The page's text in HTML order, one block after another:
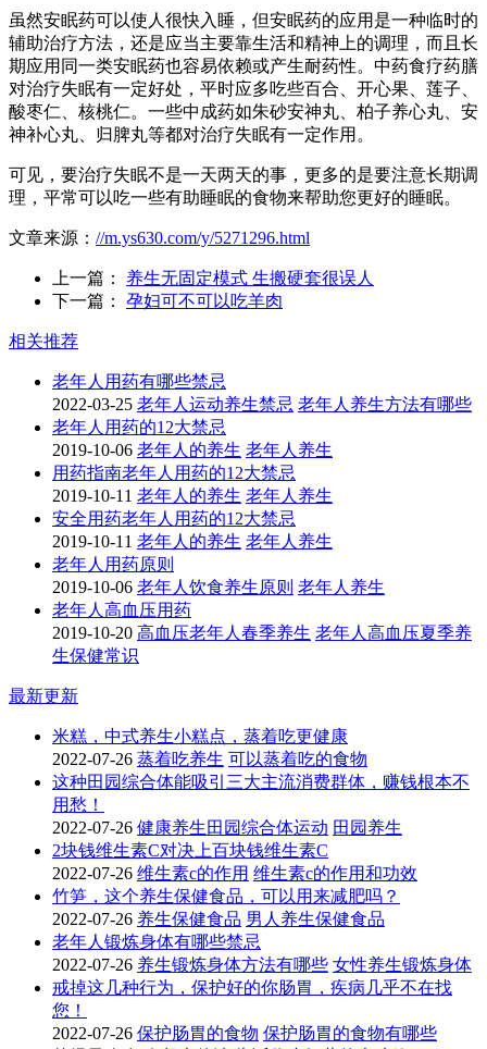
虽然安眠药可以使人很快入睡，但安眠药的应用是一种临时的
辅助治疗方法，还是应当主要靠生活和精神上的调理，而且长
期应用同一类安眠药也容易依赖或产生耐药性。中药食疗药膳
对治疗失眠有一定好处，平时应多吃些百合、开心果、莲子、
酸枣仁、核桃仁。一些中成药如朱砂安神丸、柏子养心丸、安
神补心丸、归脾丸等都对治疗失眠有一定作用。
可见，要治疗失眠不是一天两天的事，更多的是要注意长期调
理，平常可以吃一些有助睡眠的食物来帮助您更好的睡眠。
文章来源： //m.ys630.com/y/5271296.html
上一篇：
养生无固定模式 生搬硬套很误人
下一篇：
孕妇可不可以吃羊肉
相关推荐
老年人用药有哪些禁忌
2022-03-25 老年人运动养生禁忌 老年人养生方法有哪些
老年人用药的12大禁忌
2019-10-06 老年人的养生 老年人养生
用药指南老年人用药的12大禁忌
2019-10-11 老年人的养生 老年人养生
安全用药老年人用药的12大禁忌
2019-10-11 老年人的养生 老年人养生
老年人用药原则
2019-10-06 老年人饮食养生原则 老年人养生
老年人高血压用药
2019-10-20 高血压老年人春季养生 老年人高血压夏季养
生保健常识
最新更新
米糕，中式养生小糕点，蒸着吃更健康
2022-07-26 蒸着吃养生 可以蒸着吃的食物
这种田园综合体能吸引三大主流消费群体，赚钱根本不
用愁！
2022-07-26 健康养生田园综合体运动 田园养生
2块钱维生素C对决上百块钱维生素C
2022-07-26 维生素c的作用 维生素c的作用和功效
竹笋，这个养生保健食品，可以用来减肥吗？
2022-07-26 养生保健食品 男人养生保健食品
老年人锻炼身体有哪些禁忌
2022-07-26 养生锻炼身体方法有哪些 女性养生锻炼身体
戒掉这几种行为，保护好的你肠胃，疾病几乎不在找
您！
2022-07-26 保护肠胃的食物 保护肠胃的食物有哪些